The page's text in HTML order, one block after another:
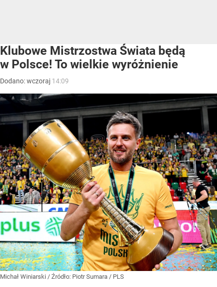
Klubowe Mistrzostwa Świata będą
w Polsce! To wielkie wyróżnienie
Dodano:wczoraj 14:09
Michał Winiarski / Źródło: Piotr Sumara / PLS